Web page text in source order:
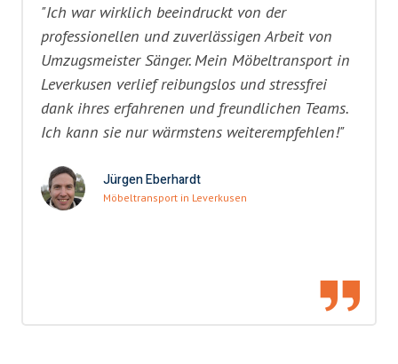
"Ich war wirklich beeindruckt von der
professionellen und zuverlässigen Arbeit von
Umzugsmeister Sänger. Mein Möbeltransport in
Leverkusen verlief reibungslos und stressfrei
dank ihres erfahrenen und freundlichen Teams.
Ich kann sie nur wärmstens weiterempfehlen!"
Jürgen Eberhardt
Möbeltransport in Leverkusen